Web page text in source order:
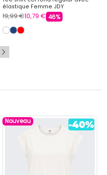
élastique Femme JDY
19,99 €10,79 € 46%
Nouveau